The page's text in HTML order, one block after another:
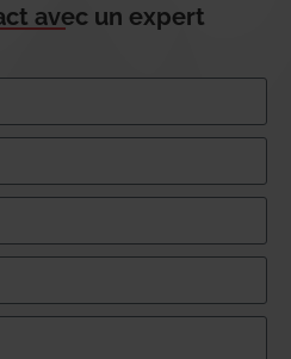
avec un expert